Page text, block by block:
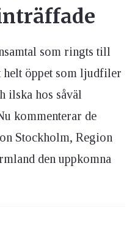
som ringts till
helt öppet som ljudfiler
ilska hos såväl
kommenterar de
Stockholm, Region
den uppkomna